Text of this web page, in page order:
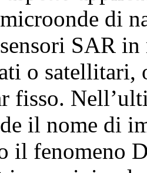
di
SAR
o satellitari,
fisso.
il nome di
il fenomeno